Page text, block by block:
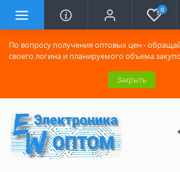
По вопросу получения оптовых цен -
своего логина и планируемого объема
Закрыть
0